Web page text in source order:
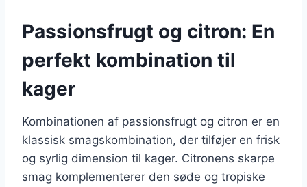
Passionsfrugt og citron: En
perfekt kombination til
kager
Kombinationen af passionsfrugt og citron er en
klassisk smagskombination, der tilføjer en frisk
og syrlig dimension til kager. Citronens skarpe
smag komplementerer den søde og tropiske